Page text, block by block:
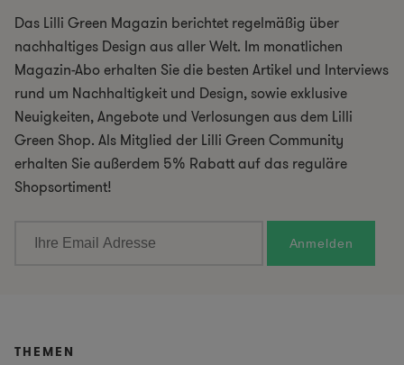
Das Lilli Green Magazin berichtet regelmäßig über
nachhaltiges Design aus aller Welt. Im monatlichen
Magazin-Abo erhalten Sie die besten Artikel und Interviews
rund um Nachhaltigkeit und Design, sowie exklusive
Neuigkeiten, Angebote und Verlosungen aus dem Lilli
Green Shop. Als Mitglied der Lilli Green Community
erhalten Sie außerdem 5% Rabatt auf das reguläre
Shopsortiment!
THEMEN